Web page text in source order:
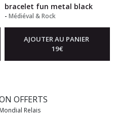
bracelet fun metal black
-Médiéval & Rock
AJOUTER AU PANIER
19€
OFFERTS
Relais